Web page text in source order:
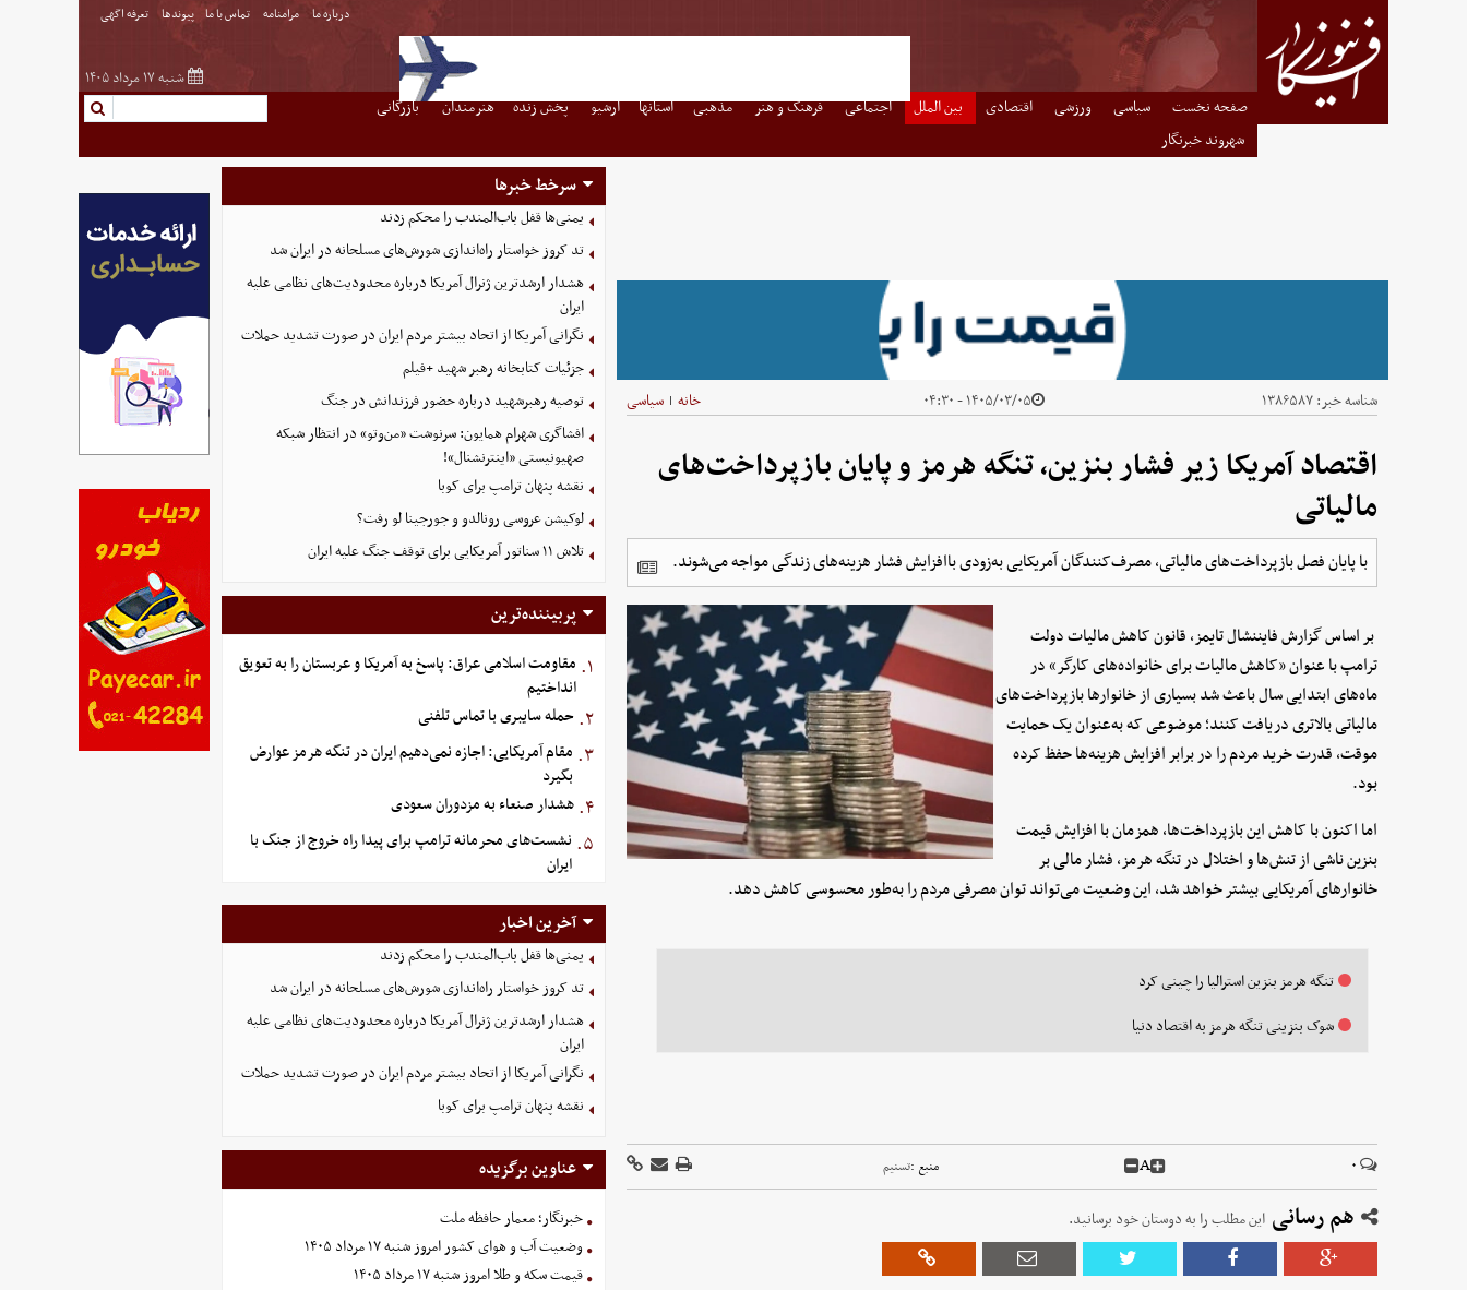
درباره ما مرامنامه تماس با ما پیوندها تعرفه اگهی
شنبه ۱۷ مرداد ۱۴۰۵
صفحه نخست سیاسی ورزشی اقتصادی بین الملل اجتماعی فرهنگ و هنر مذهبی استانها آرشیو پخش زنده هنرمندان
بازرگانی
شهروند خبرنگار
شناسه خبر:۱۳۸۶۵۸۷ ۱۴۰۵/۰۳/۰۵ - ۰۴:۳۰ خانه | سیاسی
اقتصاد آمریکا زیر فشار بنزین، تنگه هرمز و پایان بازپرداخت‌های
مالیاتی
با پایان فصل بازپرداخت‌های مالیاتی، مصرف‌کنندگان آمریکایی به‌زودی باافزایش فشار هزینه‌های زندگی مواجه می‌شوند.
بر اساس گزارش فایننشال تایمز، قانون کاهش مالیات دولت
ترامپ با عنوان «کاهش مالیات برای خانواده‌های کارگر» در
ماه‌های ابتدایی سال باعث شد بسیاری از خانوارها بازپرداخت‌های
مالیاتی بالاتری دریافت کنند؛ موضوعی که به‌عنوان یک حمایت
موقت، قدرت خرید مردم را در برابر افزایش هزینه‌ها حفظ کرده
بود.
اما اکنون با کاهش این بازپرداخت‌ها، همزمان با افزایش قیمت
بنزین ناشی از تنش‌ها و اختلال در تنگه هرمز، فشار مالی بر
خانوارهای آمریکایی بیشتر خواهد شد، این وضعیت می‌تواند توان مصرفی مردم را به‌طور محسوسی کاهش دهد.
تنگه هرمز بنزین استرالیا را چینی کرد
شوک بنزینی تنگه هرمز به اقتصاد دنیا
۰ A منبع :تسنیم
هم رسانی این مطلب را به دوستان خود برسانید.
سرخط خبرها
یمنی‌ها قفل باب‌المندب را محکم زدند
تد کروز خواستار راه‌اندازی شورش‌های مسلحانه در ایران شد
هشدار ارشدترین ژنرال آمریکا درباره محدودیت‌های نظامی علیه
ایران
نگرانی آمریکا از اتحاد بیشتر مردم ایران در صورت تشدید حملات
جزئیات کتابخانه رهبر شهید +فیلم
توصیه رهبرشهید درباره حضور فرزندانش در جنگ
افشاگری شهرام همایون: سرنوشت «من‌وتو» در انتظار شبکه
صهیونیستی «اینترنشنال»!
نقشه پنهان ترامپ برای کوبا
لوکیشن عروسی رونالدو و جورجینا لو رفت؟
تلاش ۱۱ سناتور آمریکایی برای توقف جنگ علیه ایران
پربیننده‌ترین
۱. مقاومت اسلامی عراق: پاسخ به آمریکا و عربستان را به تعویق
انداختیم
۲. حمله سایبری با تماس تلفنی
۳. مقام آمریکایی: اجازه نمی‌دهیم ایران در تنگه هرمز عوارض
بگیرد
۴. هشدار صنعاء به مزدوران سعودی
۵. نشست‌های محرمانه ترامپ برای پیدا راه خروج از جنگ با
ایران
آخرین اخبار
یمنی‌ها قفل باب‌المندب را محکم زدند
تد کروز خواستار راه‌اندازی شورش‌های مسلحانه در ایران شد
هشدار ارشدترین ژنرال آمریکا درباره محدودیت‌های نظامی علیه
ایران
نگرانی آمریکا از اتحاد بیشتر مردم ایران در صورت تشدید حملات
نقشه پنهان ترامپ برای کوبا
عناوین برگزیده
خبرنگار؛ معمار حافظه ملت
وضعیت آب و هوای کشور امروز شنبه ۱۷ مرداد ۱۴۰۵
قیمت سکه و طلا امروز شنبه ۱۷ مرداد ۱۴۰۵